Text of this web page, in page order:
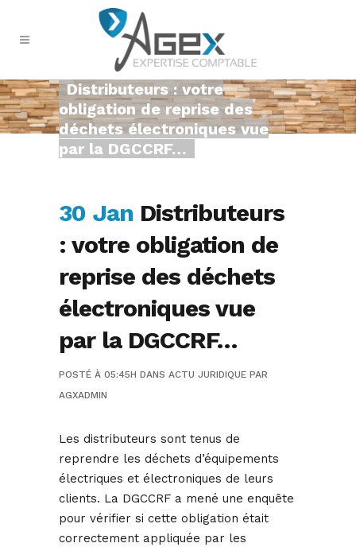
Distributeurs : votre
obligation de reprise des
déchets électroniques vue
par la DGCCRF…
30 Jan Distributeurs
: votre obligation de
reprise des déchets
électroniques vue
par la DGCCRF…
POSTÉ À 05:45H DANS ACTU JURIDIQUE PAR
AGXADMIN
Les distributeurs sont tenus de
reprendre les déchets d’équipements
électriques et électroniques de leurs
clients. La DGCCRF a mené une enquête
pour vérifier si cette obligation était
correctement appliquée par les